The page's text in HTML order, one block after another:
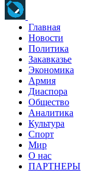
Главная
Новости
Политика
Закавказье
Экономика
Армия
Диаспора
Общество
Аналитика
Культура
Спорт
Мир
О нас
ПАРТНЕРЫ